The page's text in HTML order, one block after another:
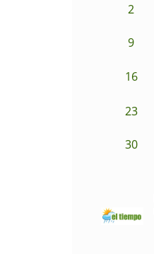
2
9
16
23
30